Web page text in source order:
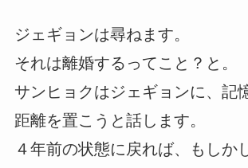
ジェギョンは尋ねます。
それは離婚するってこと？と。
サンヒョクはジェギョンに、記
距離を置こうと話します。
４年前の状態に戻れば、もしか